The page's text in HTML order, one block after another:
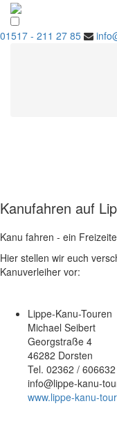
- 211 27 85
Kanufahren auf
Kanu fahren - ein
Hier stellen wir euch
Kanuverleiher vor:
Lippe-Kanu-Touren
Michael Seibert
Georgstraße 4
46282 Dorsten
Tel. 02362 / 606632
info@lippe-kanu-
www.lippe-kanu-